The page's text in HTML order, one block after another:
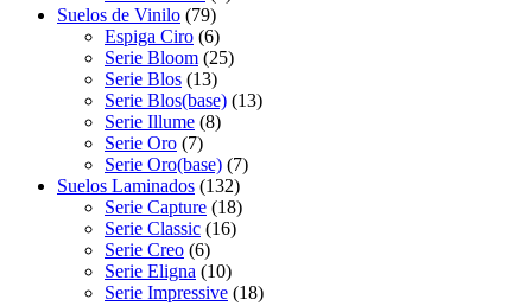
Suelos de Vinilo (79)
Espiga Ciro (6)
Serie Bloom (25)
Serie Blos (13)
Serie Blos(base) (13)
Serie Illume (8)
Serie Oro (7)
Serie Oro(base) (7)
Suelos Laminados (132)
Serie Capture (18)
Serie Classic (16)
Serie Creo (6)
Serie Eligna (10)
Serie Impressive (18)